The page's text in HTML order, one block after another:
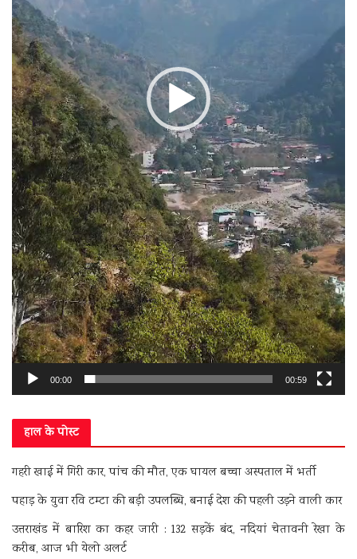
00:00 00:59
हाल के पोस्ट
गहरी खाई में गिरी कार, पांच की मौत, एक घायल बच्चा अस्पताल में भर्ती
पहाड़ के युवा रवि टम्टा की बड़ी उपलब्धि, बनाई देश की पहली उड़ने वाली कार
उत्तराखंड में बारिश का कहर जारी : 132 सड़कें बंद, नदियां चेतावनी रेखा के
करीब, आज भी येलो अलर्ट